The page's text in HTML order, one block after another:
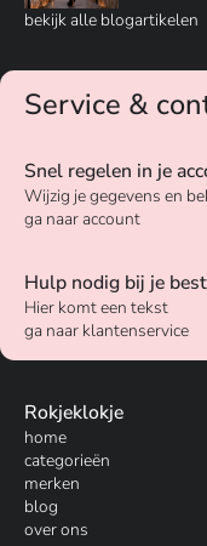
bekijk alle blogartikelen
Service &
Snel regelen in je
Wijzig je gegevens en
ga naar account
Hulp nodig bij je
Hier komt een tekst
ga naar klantenservice
Rokjeklokje
home
categorieën
merken
blog
over ons